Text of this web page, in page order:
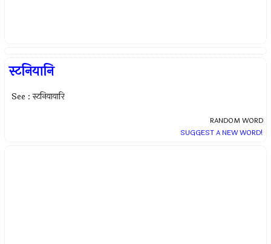
स्टनियानि
See : स्टनियायारि
RANDOM WORD
SUGGEST A NEW WORD!